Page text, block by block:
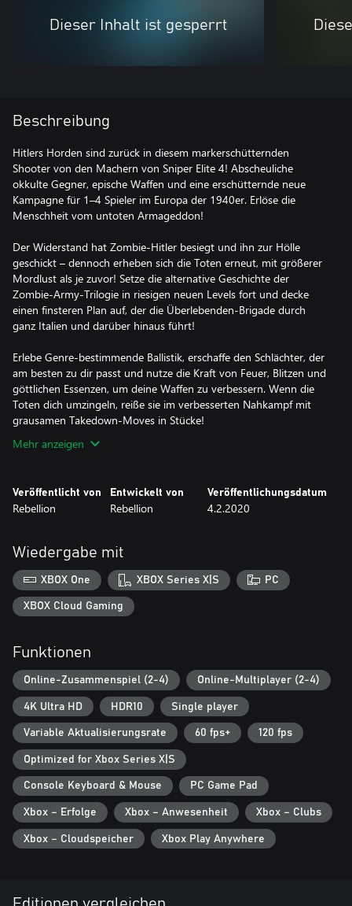
Dieser Inhalt ist gesperrt
Beschreibung
Hitlers Horden sind zurück in diesem markerschütternden
Shooter von den Machern von Sniper Elite 4! Abscheuliche
okkulte Gegner, epische Waffen und eine erschütternde neue
Kampagne für 1–4 Spieler im Europa der 1940er. Erlöse die
Menschheit vom untoten Armageddon!
Der Widerstand hat Zombie-Hitler besiegt und ihn zur Hölle
geschickt – dennoch erheben sich die Toten erneut, mit größerer
Mordlust als je zuvor! Setze die alternative Geschichte der
Zombie-Army-Trilogie in riesigen neuen Levels fort und decke
einen finsteren Plan auf, der die Überlebenden-Brigade durch
ganz Italien und darüber hinaus führt!
Erlebe Genre-bestimmende Ballistik, erschaffe den Schlächter, der
am besten zu dir passt und nutze die Kraft von Feuer, Blitzen und
göttlichen Essenzen, um deine Waffen zu verbessern. Wenn die
Toten dich umzingeln, reiße sie im verbesserten Nahkampf mit
grausamen Takedown-Moves in Stücke!
Mehr anzeigen
Veröffentlicht von
Rebellion
Entwickelt von
Rebellion
Veröffentlichungsdatum
4.2.2020
Wiedergabe mit
XBOX One XBOX Series X|S PC
XBOX Cloud Gaming
Funktionen
Online-Zusammenspiel (2-4) Online-Multiplayer (2-4)
4K Ultra HD HDR10 Single player
Variable Aktualisierungsrate 60 fps+ 120 fps
Optimized for Xbox Series X|S
Console Keyboard & Mouse PC Game Pad
Xbox – Erfolge Xbox – Anwesenheit Xbox – Clubs
Xbox – Cloudspeicher Xbox Play Anywhere